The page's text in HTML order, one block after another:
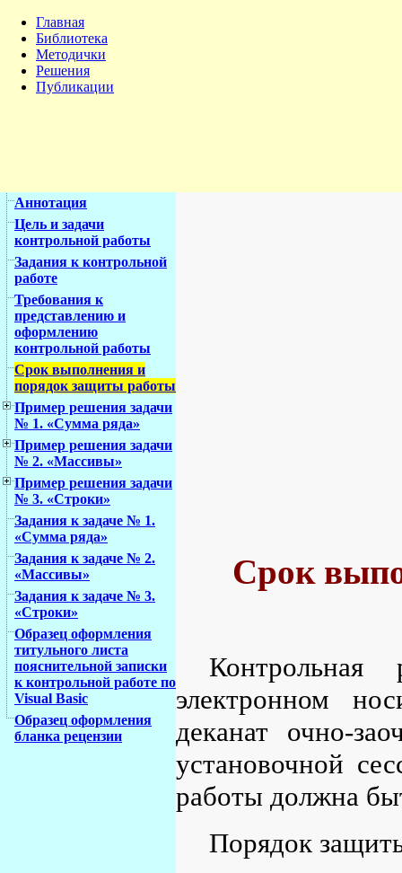
Главная
Библиотека
Методички
Решения
Публикации
Аннотация
Цель и задачи
контрольной работы
Задания к контрольной
работе
Требования к
представлению и
оформлению
контрольной работы
Срок выполнения и
порядок защиты работы
Пример решения задачи
№ 1. «Сумма ряда»
Пример решения задачи
№ 2. «Массивы»
Пример решения задачи
№ 3. «Строки»
Задания к задаче № 1.
«Сумма ряда»
Задания к задаче № 2.
«Массивы»
Задания к задаче № 3.
«Строки»
Образец оформления
титульного листа
пояснительной записки
к контрольной работе по
Visual Basic
Образец оформления
бланка рецензии
Срок
электронном
деканат очно-
установочной
работы должна
Порядок